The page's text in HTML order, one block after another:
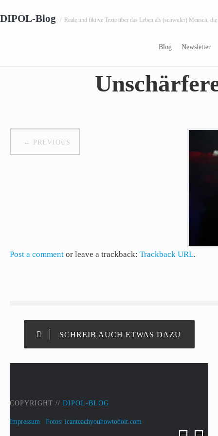
DIPOL-Blog / Reale und fiktive Texte über das Leben als (schwuler) Mensch,
Blog Newsletter
27.01.2013
← PREVIOUS
Post a comment or leave a trackback: Trackback URL.
SCHREIB AUCH ETWAS DAZU
COPYRIGHT // DIPOL-BLOG
Impressum Fotos: icanteachyouhowtodoit.com